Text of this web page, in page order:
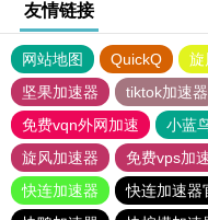
友情链接
网站地图 QuickQ 旋
坚果加速器
tiktok加速器
免费vqn外网加速
小蓝
旋风加速器
免费vps加
快连加速器
快连加速器